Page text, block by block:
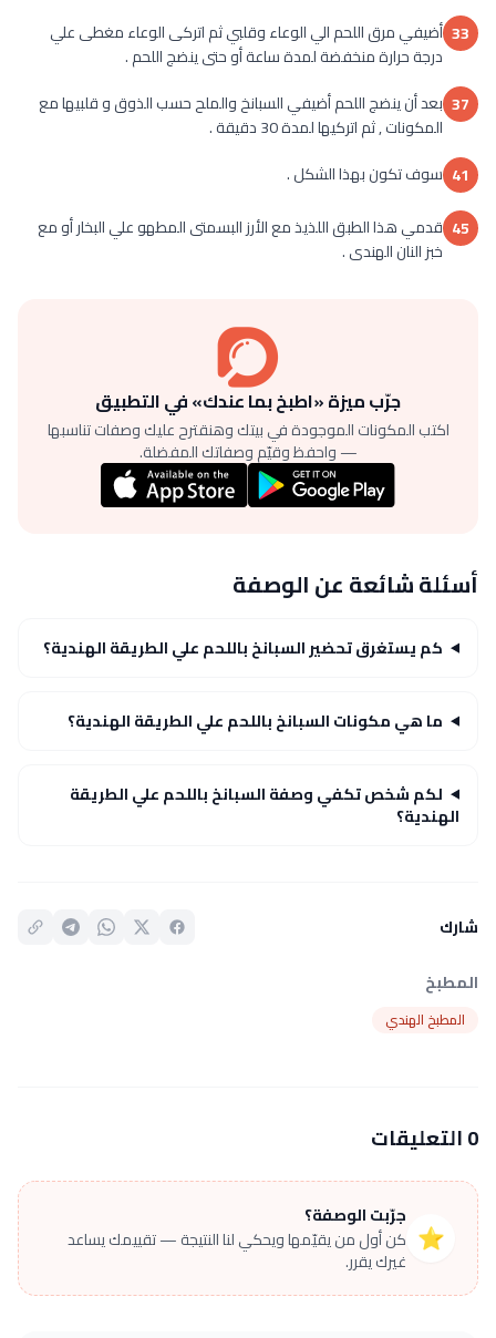
33 أضيفي مرق اللحم الي الوعاء وقلبي ثم اتركى الوعاء مغطى علي
درجة حرارة منخفضة لمدة ساعة أو حتى ينضج اللحم .
37 بعد أن ينضج اللحم أضيفي السبانخ والملح حسب الذوق و قلبيها مع
المكونات , ثم اتركيها لمدة 30 دقيقة .
41 سوف تكون بهذا الشكل .
45 قدمي هذا الطبق اللذيذ مع الأرز البسمتى المطهو علي البخار أو مع
خبز النان الهندى .
جرّب ميزة «اطبخ بما عندك» في التطبيق
اكتب المكونات الموجودة في بيتك وهنقترح عليك وصفات تناسبها
— واحفظ وقيّم وصفاتك المفضلة.
أسئلة شائعة عن الوصفة
كم يستغرق تحضير السبانخ باللحم علي الطريقة الهندية؟
ما هي مكونات السبانخ باللحم علي الطريقة الهندية؟
لكم شخص تكفي وصفة السبانخ باللحم علي الطريقة
الهندية؟
شارك
المطبخ
المطبخ الهندي
0 التعليقات
⭐
جرّبت الوصفة؟
كن أول من يقيّمها ويحكي لنا النتيجة — تقييمك يساعد
غيرك يقرر.